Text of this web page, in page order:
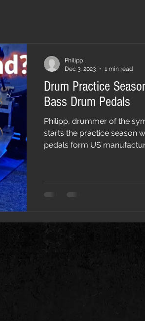
Drum Practice
Bass Drum Pedals
Philipp, drummer of the
starts the practice season with a new set of bass drum
pedals form US
Philipp
Dec 3, 2023
1 min read